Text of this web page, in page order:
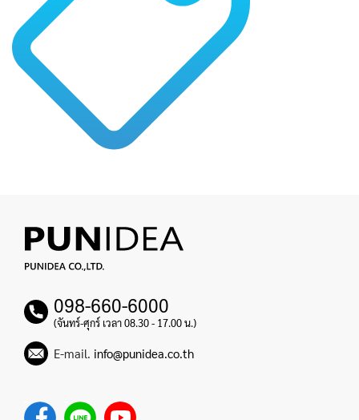
098-660-6000
(จันทร์-ศุกร์ เวลา 08.30 - 17.00 น.)
E-mail. info@punidea.co.th